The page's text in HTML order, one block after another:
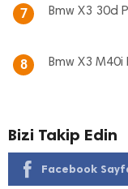
7 Bmw X3 30d
8 Bmw X3 M40i
Bizi Takip Edin
Facebook